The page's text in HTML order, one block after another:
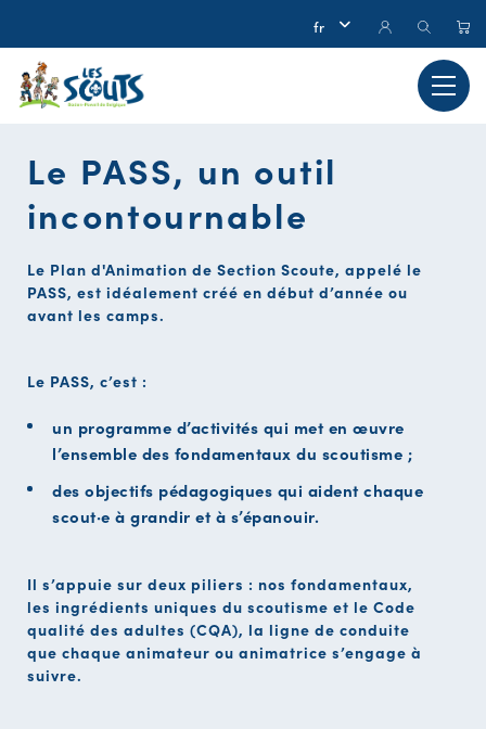
Le PASS, un outil
incontournable
Le Plan d'Animation de Section Scoute, appelé le
PASS, est idéalement créé en début d’année ou
avant les camps.
Le PASS, c’est :
un programme d’activités qui met en œuvre
l’ensemble des fondamentaux du scoutisme ;
des objectifs pédagogiques qui aident chaque
scout·e à grandir et à s’épanouir.
Il s’appuie sur deux piliers : nos fondamentaux,
les ingrédients uniques du scoutisme et le Code
qualité des adultes (CQA), la ligne de conduite
que chaque animateur ou animatrice s’engage à
suivre.